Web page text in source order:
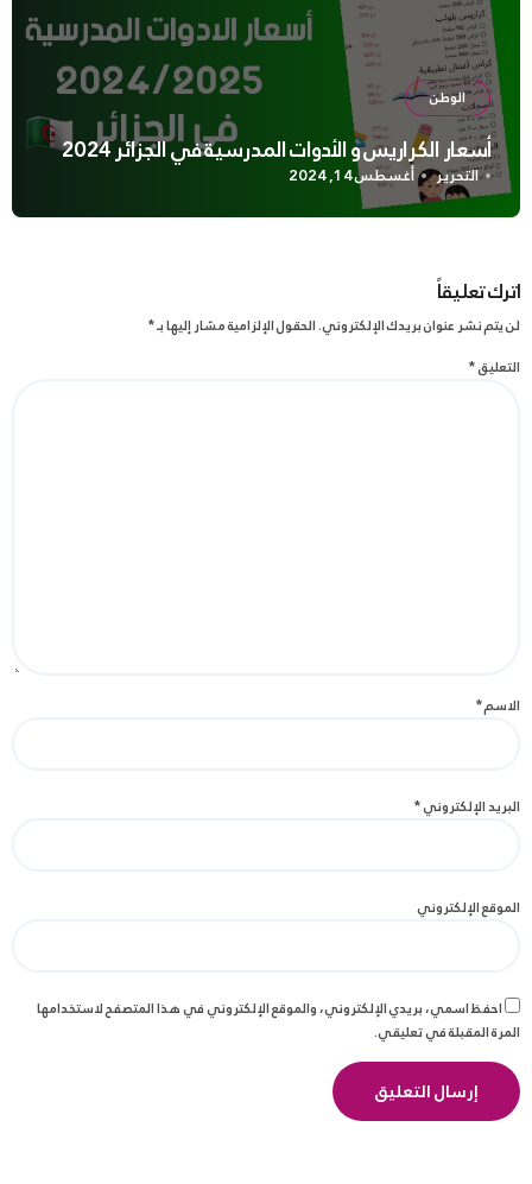
الوطن
أسعار الكراريس و الأدوات المدرسية في الجزائر 2024
التحرير أغسطس 14, 2024
اترك تعليقاً
لن يتم نشر عنوان بريدك الإلكتروني.الحقول الإلزامية مشار إليها بـ*
التعليق*
الاسم*
البريد الإلكتروني*
الموقع الإلكتروني
احفظ اسمي، بريدي الإلكتروني، والموقع الإلكتروني في هذا المتصفح لاستخدامها
المرة المقبلة في تعليقي.